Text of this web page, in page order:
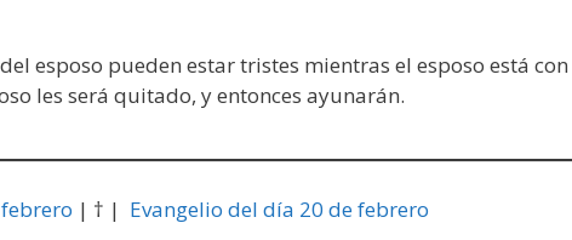
esposo pueden estar tristes mientras el esposo está con
les será quitado, y entonces ayunarán.
| † | Evangelio del día 20 de febrero